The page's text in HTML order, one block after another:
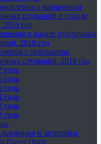
о назначении
слушаний в городе
2018 год
о начале публичных
2018 год
о результатах
слушаний, 2018 год
года
года
года
года
года
года
и застройки
Город Орёл